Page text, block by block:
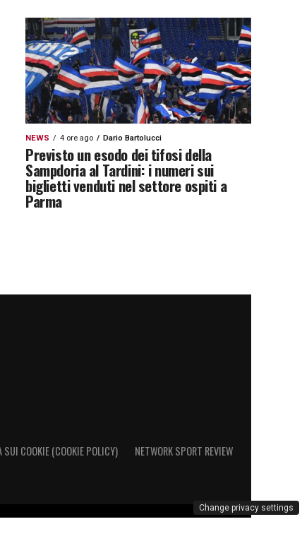
NEWS 4 ore ago Dario Bartolucci
Previsto un esodo dei tifosi della
Sampdoria al Tardini: i numeri sui
biglietti venduti nel settore ospiti a
Parma
SUI COOKIE (COOKIE POLICY) NETWORK SPORT REVIEW
Change privacy settings